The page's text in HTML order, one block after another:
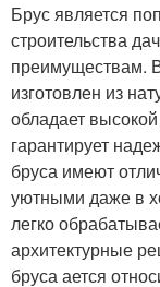
Брус является
строительства
преимуществам.
изготовлен из
обладает
гарантирует
бруса имеют
уютными даже в
легко
архитектурные
бруса ается